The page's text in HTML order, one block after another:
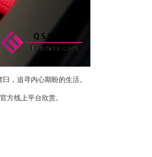
，追寻内心期盼的生活。
方线上平台欣赏。